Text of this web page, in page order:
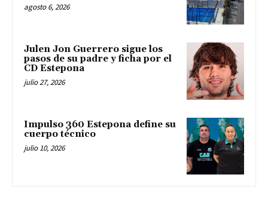
agosto 6, 2026
Julen Jon Guerrero sigue los
pasos de su padre y ficha por el
CD Estepona
julio 27, 2026
Impulso 360 Estepona define su
cuerpo técnico
julio 10, 2026